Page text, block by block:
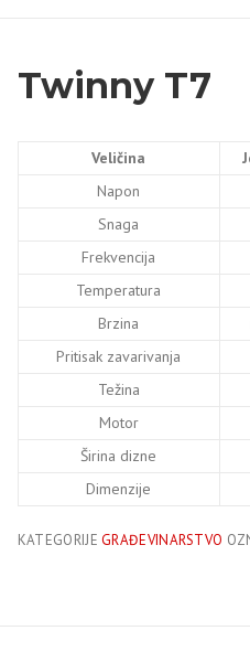
Twinny T7
Veličina
Napon
Snaga
Frekvencija
Temperatura
Brzina
Pritisak zavarivanja
Težina
Motor
Širina dizne
Dimenzije
KATEGORIJEGRAĐEVINARSTVO